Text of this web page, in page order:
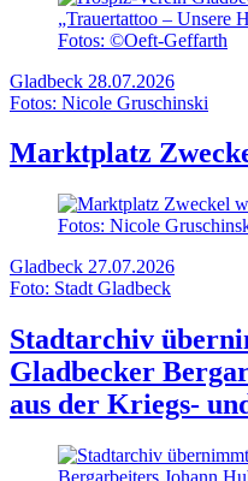
Fotos: ©Oeft-Geffarth
Gladbeck 28.07.2026
Fotos: Nicole Gruschinski
Marktplatz
Fotos: Nicole
Gladbeck 27.07.2026
Foto: Stadt Gladbeck
Stadtarchiv
Gladbecker
aus der Kriegs-